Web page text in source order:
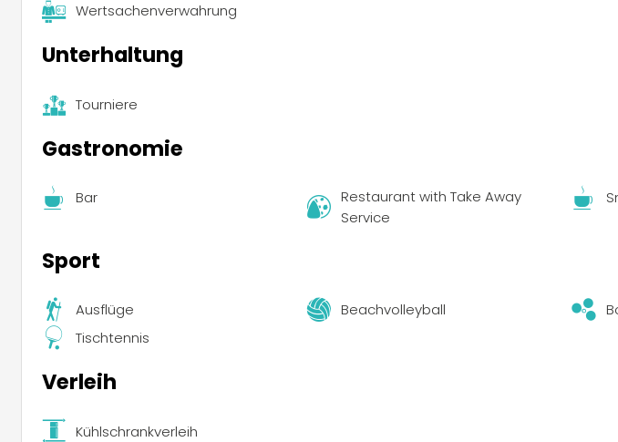
Wertsachenverwahrung
Unterhaltung
Tourniere
Gastronomie
Bar
Restaurant with Take Away
Service
Sport
Ausflüge Beachvolleyball
Tischtennis
Verleih
Kühlschrankverleih